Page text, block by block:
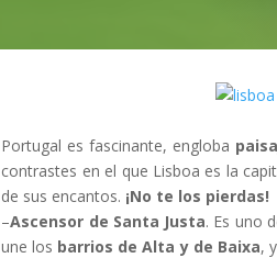
Portugal es fascinante, engloba
contrastes en el que Lisboa es la
de sus encantos. ¡No te los pierdas!
–Ascensor de Santa Justa. Es uno
une los barrios de Alta y de Baixa,